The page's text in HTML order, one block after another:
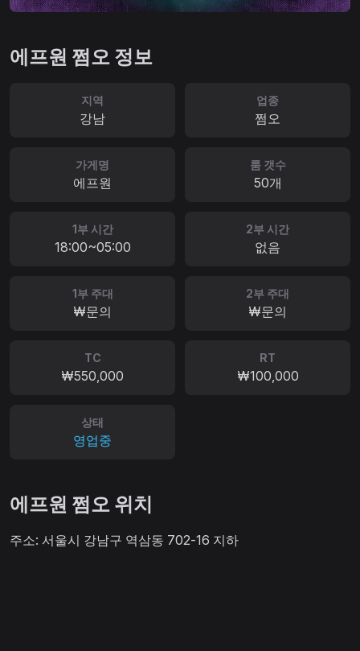
에프원 쩜오 정보
지역
강남
업종
쩜오
가게명
에프원
룸 갯수
50개
1부 시간
18:00~05:00
2부 시간
없음
1부 주대
₩문의
2부 주대
₩문의
TC
₩550,000
RT
₩100,000
상태
영업중
에프원 쩜오 위치
주소: 서울시 강남구 역삼동 702-16 지하